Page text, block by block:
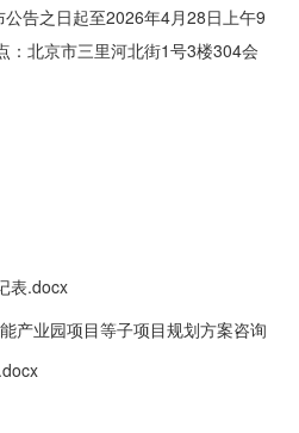
告之日起至2026年4月28日上午9
：北京市三里河北街1号3楼304会
表.docx
产业园项目等子项目规划方案咨询